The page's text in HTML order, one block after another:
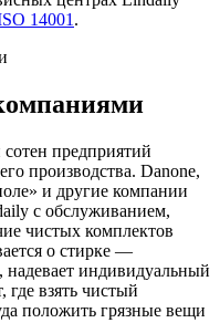
14001 .
предприятий
производства. Danone,
и другие компании
с обслуживанием,
чистых комплектов
о стирке —
индивидуальный
где взять чистый
положить грязные вещи